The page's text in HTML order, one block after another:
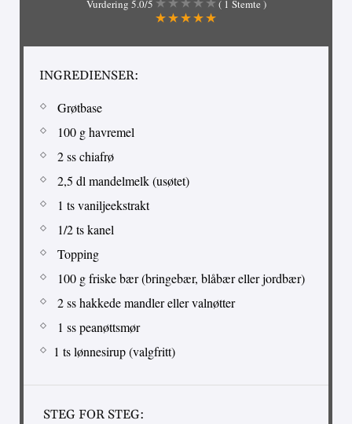
Vurdering 5.0/5 ( 1 Stemte )
INGREDIENSER:
Grøtbase
100 g havremel
2 ss chiafrø
2,5 dl mandelmelk (usøtet)
1 ts vaniljeekstrakt
1/2 ts kanel
Topping
100 g friske bær (bringebær, blåbær eller jordbær)
2 ss hakkede mandler eller valnøtter
1 ss peanøttsmør
1 ts lønnesirup (valgfritt)
STEG FOR STEG: